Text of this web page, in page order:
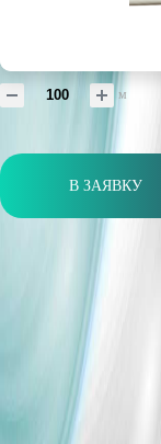
4,88 руб.
м
В ЗАЯВКУ